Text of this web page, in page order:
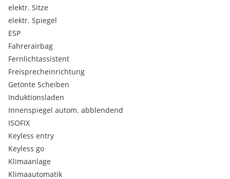
Ausstattung – Highlights
* Driving Assistant Professional (ACC, Spurhalteassistent, etc.)
* Parking Assistant Plus (inkl. Kamera & Einparkhilfe)
* Anhängerkupplung
* Komfortzugang (Keyless Entry)
* BMW Live Cockpit Professional (großes Navi + digitales
Kombiinstrument)
* Sportsitze elektrisch mit Memory
* Sitzheizung vorne
* Fernlichtassistent
* Ambientebeleuchtung
* Sonnenschutzverglasung
Design & Linie
elektr. Sitze
elektr. Spiegel
ESP
Fahrerairbag
Fernlichtassistent
Freisprecheinrichtung
Getönte Scheiben
Induktionsladen
Innenspiegel autom. abblendend
ISOFIX
Keyless entry
Keyless go
Klimaanlage
Klimaautomatik